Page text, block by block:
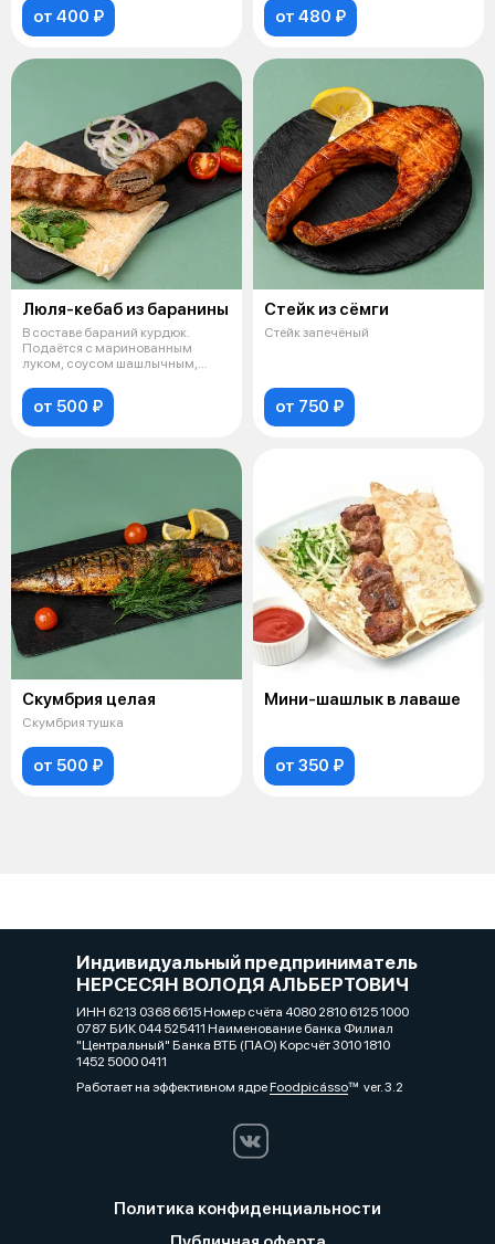
от 400 ₽ от 480 ₽
Люля-кебаб из баранины
В составе бараний курдюк.
Подаётся с маринованным
луком, соусом шашлычным,
от 500 ₽
Стейк из сёмги
Стейк запечёный
от 750 ₽
Скумбрия целая
Скумбрия тушка
от 500 ₽
Мини-шашлык в лаваше
от 350 ₽
Индивидуальный предприниматель
НЕРСЕСЯН ВОЛОДЯ АЛЬБЕРТОВИЧ
ИНН 6213 0368 6615 Номер счёта 4080 2810 6125 1000
0787 БИК 044 525411 Наименование банка Филиал
"Центральный" Банка ВТБ (ПАО) Корсчёт 3010 1810
1452 5000 0411
Работает на эффективном ядреFoodpicássover. 3.2
Политика конфиденциальности